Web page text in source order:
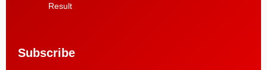
Result
Subscribe